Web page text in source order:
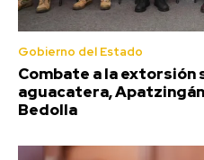
Gobierno del Estado
Combate a la extorsión
aguacatera,
Bedolla